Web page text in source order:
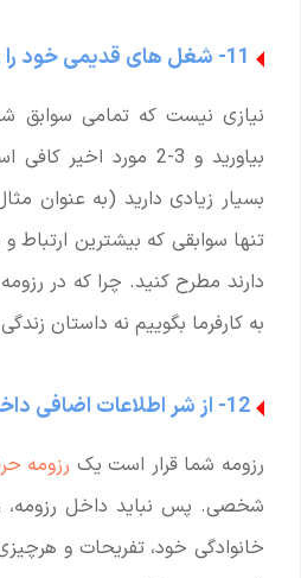
11- شغل های قدیمی خود را رها کنید.
نیازی نیست که تمامی سوابق
بیاورید و 3-2 مورد
تنها سوابقی که بیشترین ارتباط
دارند مطرح کنید. چرا که در
به کارفرما بگوییم نه داستان
12- از شر اطلاعات اضافی داخل رزومه خلاص شوید.
رزومه شما قرار است یک رزومه
شخصی. پس نباید داخل
خانوادگی خود، تفریحات و